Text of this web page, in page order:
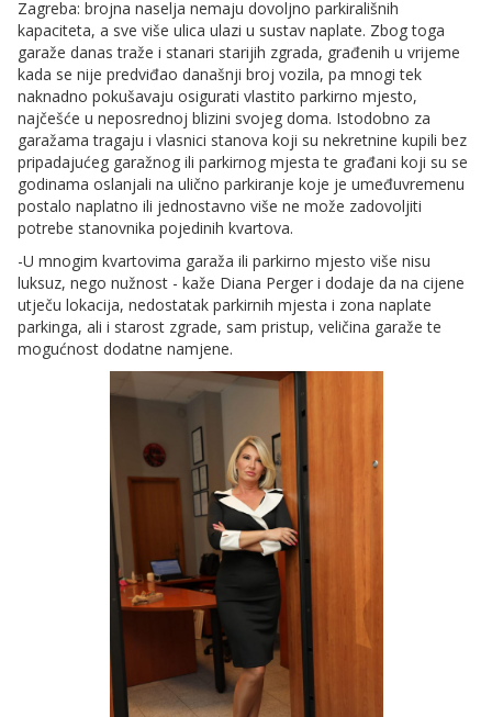
Zagreba: brojna naselja nemaju dovoljno parkirališnih
kapaciteta, a sve više ulica ulazi u sustav naplate. Zbog toga
garaže danas traže i stanari starijih zgrada, građenih u vrijeme
kada se nije predviđao današnji broj vozila, pa mnogi tek
naknadno pokušavaju osigurati vlastito parkirno mjesto,
najčešće u neposrednoj blizini svojeg doma. Istodobno za
garažama tragaju i vlasnici stanova koji su nekretnine kupili bez
pripadajućeg garažnog ili parkirnog mjesta te građani koji su se
godinama oslanjali na ulično parkiranje koje je umeđuvremenu
postalo naplatno ili jednostavno više ne može zadovoljiti
potrebe stanovnika pojedinih kvartova.
-U mnogim kvartovima garaža ili parkirno mjesto više nisu
luksuz, nego nužnost - kaže Diana Perger i dodaje da na cijene
utječu lokacija, nedostatak parkirnih mjesta i zona naplate
parkinga, ali i starost zgrade, sam pristup, veličina garaže te
mogućnost dodatne namjene.